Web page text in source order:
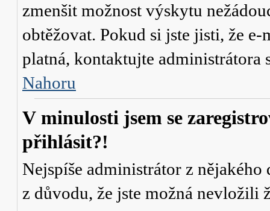
zmenšit možnost výskytu
obtěžovat. Pokud si jste jisti, že
platná, kontaktujte administrátora
Nahoru
V minulosti jsem se
přihlásit?!
Nejspíše administrátor z
z důvodu, že jste možná nevložili